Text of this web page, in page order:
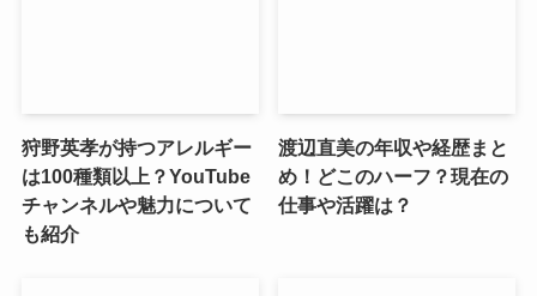
狩野英孝が持つアレルギー
は100種類以上？YouTube
チャンネルや魅力について
も紹介
渡辺直美の年収や経歴まと
め！どこのハーフ？現在の
仕事や活躍は？